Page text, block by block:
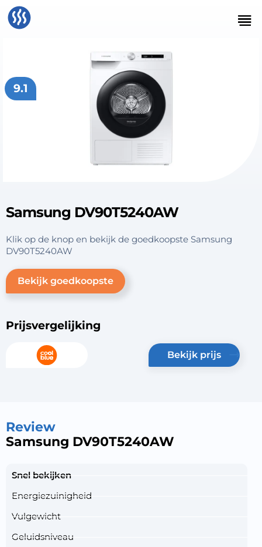
9.1
Samsung DV90T5240AW
Klik op de knop en bekijk de goedkoopste Samsung
DV90T5240AW
Bekijk goedkoopste
Prijsvergelijking
bekijk prijs
Review
Samsung DV90T5240AW
Snel bekijken
Energiezuinigheid
Vulgewicht
Geluidsniveau